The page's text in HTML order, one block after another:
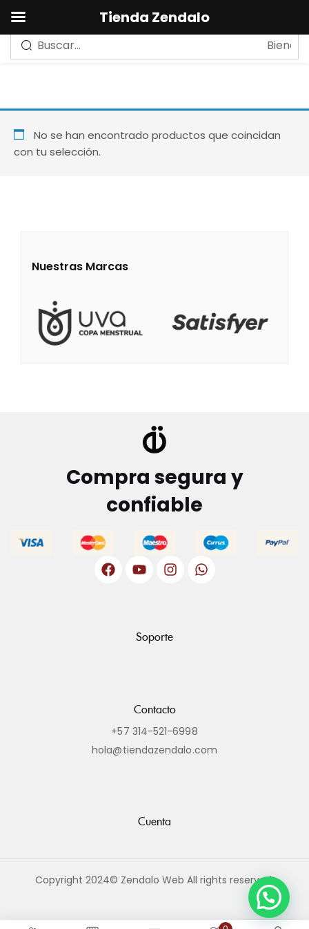
No se han encontrado productos que coincidan
con tu selección.
Nuestras Marcas
Compra segura y
confiable
Soporte
Contacto
+57 314-521-6998
hola@tiendazendalo.com
Cuenta
Copyright 2024© Zendalo Web All rights reserved.
Tienda Zendalo
Sign in
Remember me Lost password?